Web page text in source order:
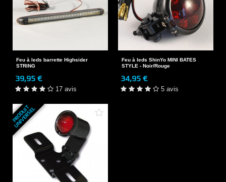
Feu à leds barrette Highsider
STRING
39,95 €
17 avis
Feu à leds ShinYo MINI BATES
STYLE - Noir/Rouge
34,95 €
5 avis
P
R
O
D
U
I
T
U
N
I
V
E
R
S
E
L